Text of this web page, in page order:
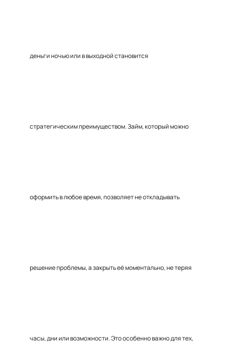
деньги ночью или в выходной становится
стратегическим преимуществом. Займ, который можно
оформить в любое время, позволяет не откладывать
решение проблемы, а закрыть её моментально, не теряя
часы, дни или возможности. Это особенно важно для тех,